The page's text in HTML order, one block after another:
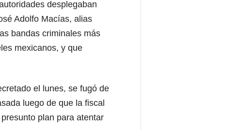
desplegaban
Adolfo Macías, alias
bandas criminales más
mexicanos, y que
el lunes, se fugó de
luego de que la fiscal
plan para atentar